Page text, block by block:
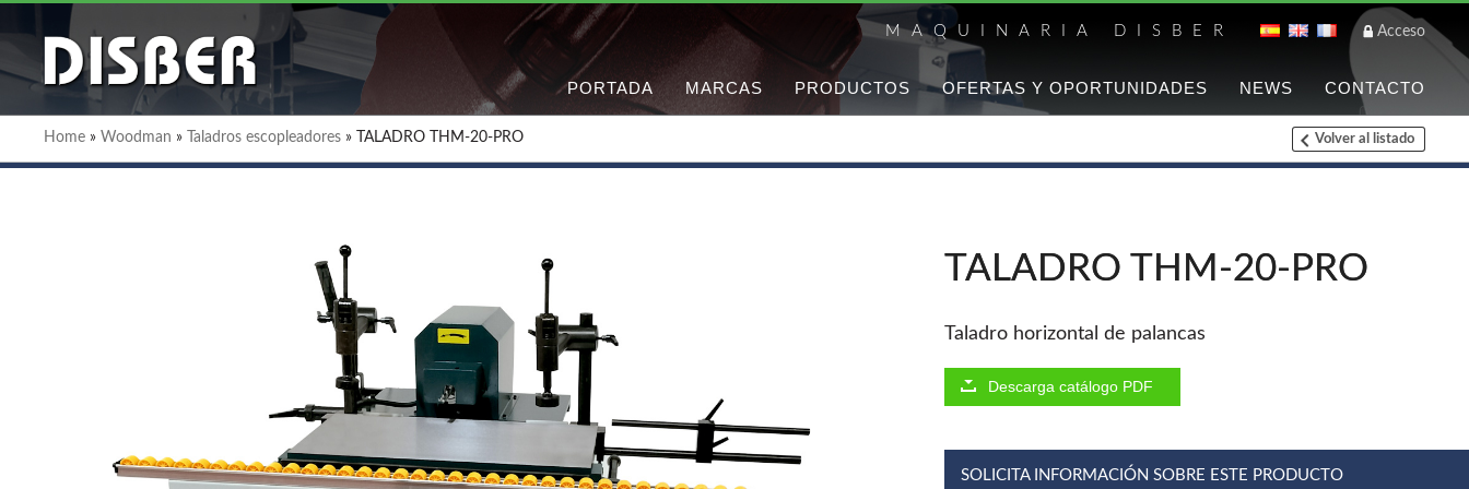
MAQUINARIA DISBER Acceso
PORTADA MARCAS PRODUCTOS OFERTAS Y OPORTUNIDADES NEWS CONTACTO
Listado de
Clavadoras Batería
Grapadoras Bateria
Chapadoras de cantos
Aspiradores portatiles
Home » Woodman » Taladros escopleadores » TALADRO THM-20-PRO Volver al listado
TALADRO THM-20-PRO
Taladro horizontal de palancas
Descarga catálogo PDF
SOLICITA INFORMACIÓN SOBRE ESTE PRODUCTO